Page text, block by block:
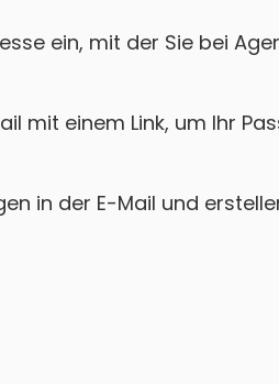
ein, mit der Sie bei
mit einem Link, um Ihr
in der E-Mail und